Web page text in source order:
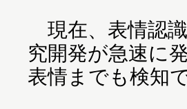
現在、表情認
究開発が急速に
表情までも検知